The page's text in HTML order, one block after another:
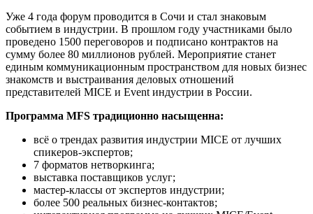
Уже 4 года форум проводится в Сочи и стал знаковым
событием в индустрии. В прошлом году участниками было
проведено 1500 переговоров и подписано контрактов на
сумму более 80 миллионов рублей. Мероприятие станет
единым коммуникационным пространством для новых бизнес
знакомств и выстраивания деловых отношений
представителей MICE и Event индустрии в России.
Программа MFS традиционно насыщенна:
всё о трендах развития индустрии MICE от лучших
спикеров-экспертов;
7 форматов нетворкинга;
выставка поставщиков услуг;
мастер-классы от экспертов индустрии;
более 500 реальных бизнес-контактов;